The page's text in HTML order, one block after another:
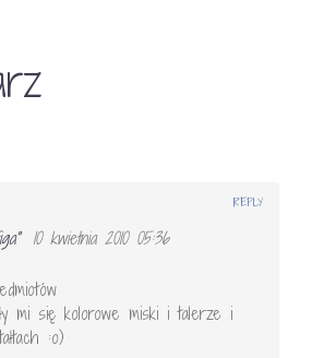
10 kwietnia 2010 05:36
mi się kolorowe miski i talerze i
:o)
REPLY